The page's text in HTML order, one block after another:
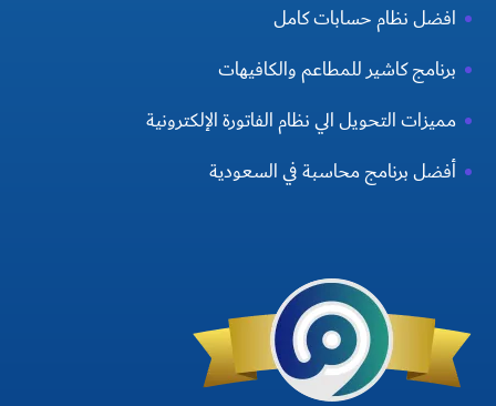
افضل نظام حسابات كامل
برنامج كاشير للمطاعم والكافيهات
مميزات التحويل الي نظام الفاتورة الإلكترونية
أفضل برنامج محاسبة في السعودية